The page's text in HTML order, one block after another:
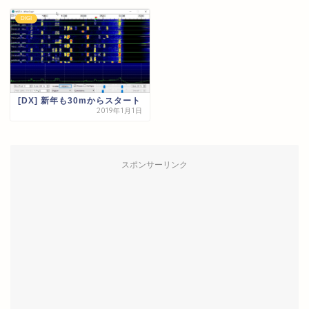
DIGI
[DX] 新年も30mからスタート
2019年1月1日
スポンサーリンク